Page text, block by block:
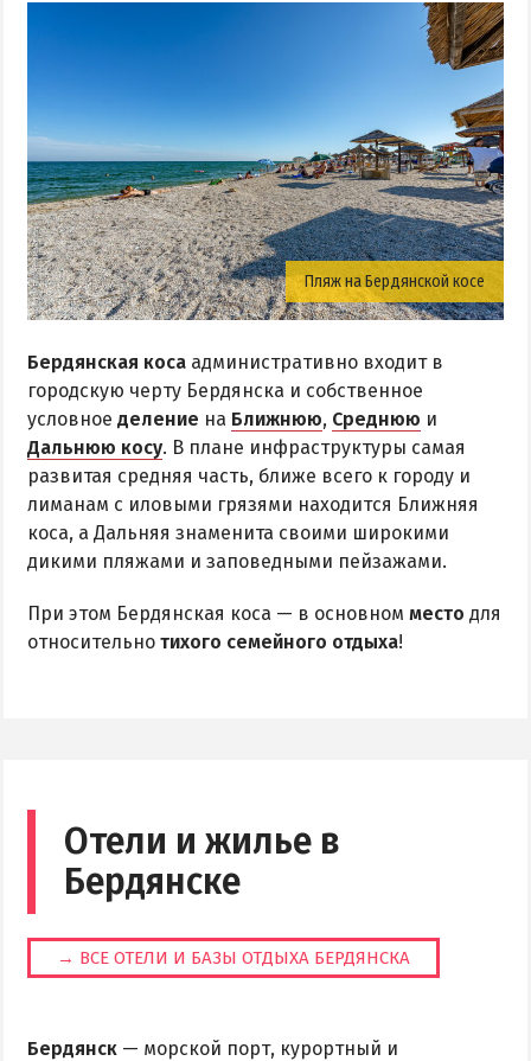
Пляж на Бердянской косе
Бердянская коса административно входит в
городскую черту Бердянска и собственное
условное деление на Ближнюю, Среднюю и
Дальнюю косу. В плане инфраструктуры самая
развитая средняя часть, ближе всего к городу и
лиманам с иловыми грязями находится Ближняя
коса, а Дальняя знаменита своими широкими
дикими пляжами и заповедными пейзажами.
При этом Бердянская коса — в основном место для
относительно тихого семейного отдыха!
Отели и жилье в
Бердянске
→ ВСЕ ОТЕЛИ И БАЗЫ ОТДЫХА БЕРДЯНСКА
Бердянск — морской порт, курортный и